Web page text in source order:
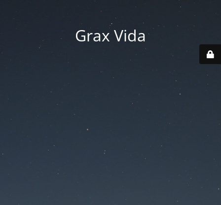
Grax Vida